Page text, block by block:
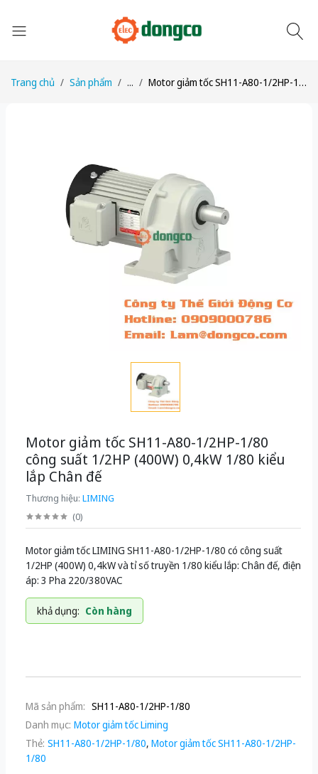
Trang chủ Sản phẩm ... Motor giảm tốc SH11-A80-1/2HP-1/80 công suất 1/2HP (400W) 0,4kW 1/80 kiểu lắp Chân đế
Motor giảm tốc SH11-A80-1/2HP-1/80
công suất 1/2HP (400W) 0,4kW 1/80 kiểu
lắp Chân đế
Thương hiệu: LIMING
(0)
Motor giảm tốc LIMING SH11-A80-1/2HP-1/80 có công suất
1/2HP (400W) 0,4kW và tỉ số truyền 1/80 kiểu lắp: Chân đế, điện
áp: 3 Pha 220/380VAC
khả dụng: Còn hàng
Mã sản phẩm: SH11-A80-1/2HP-1/80
Danh mục: Motor giảm tốc Liming
Thẻ: SH11-A80-1/2HP-1/80, Motor giảm tốc SH11-A80-1/2HP-
1/80